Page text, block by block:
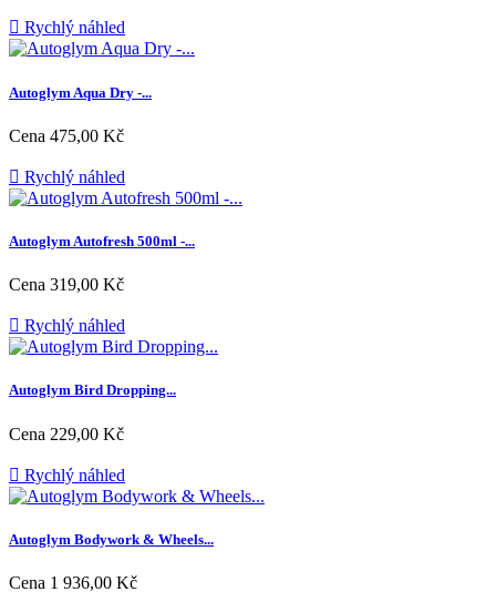
 Rychlý náhled
Autoglym Aqua Dry -...
Cena 475,00 Kč
 Rychlý náhled
Autoglym Autofresh 500ml -...
Cena 319,00 Kč
 Rychlý náhled
Autoglym Bird Dropping...
Cena 229,00 Kč
 Rychlý náhled
Autoglym Bodywork & Wheels...
Cena 1 936,00 Kč